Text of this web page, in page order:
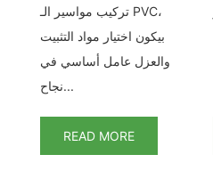
تركيب مواسير الـ PVC،
بيكون اختيار مواد التثبيت
والعزل عامل أساسي في
نجاح...
READ MORE